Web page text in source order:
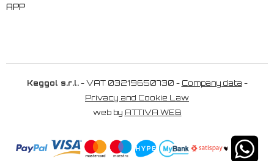
APP
Keggol s.r.l.- VAT 03219650730 - Company data -
Privacy and Cookie Law
web by ATTIVA WEB